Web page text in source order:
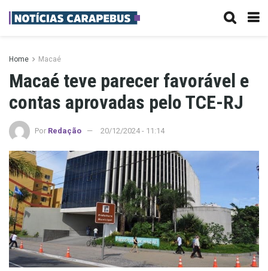
Home Macaé
Macaé teve parecer favorável e
contas aprovadas pelo TCE-RJ
Por Redação 20/12/2024 - 11:14